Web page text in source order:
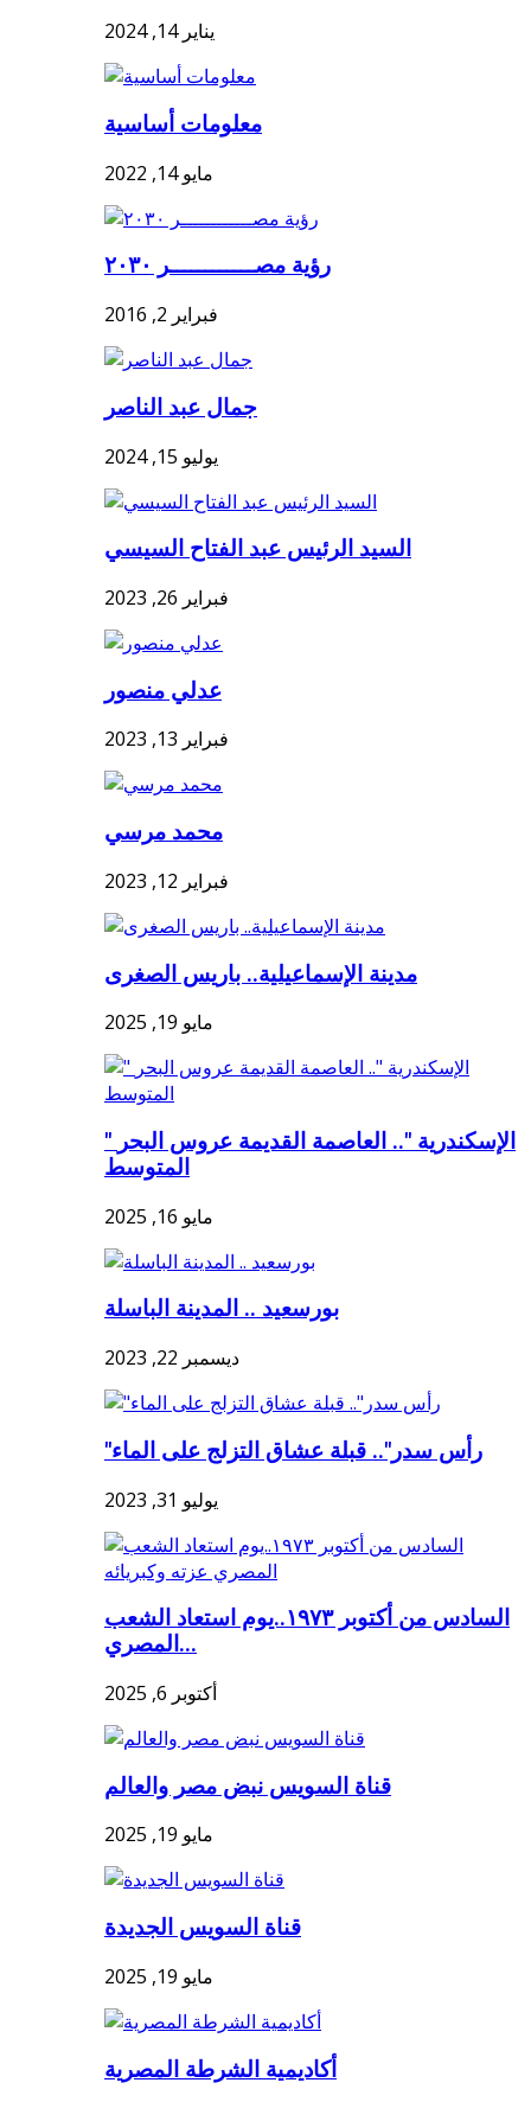
يناير 14, 2024
معلومات أساسية
مايو 14, 2022
رؤية مصــــــــــــر ٢٠٣٠
فبراير 2, 2016
جمال عبد الناصر
يوليو 15, 2024
السيد الرئيس عبد الفتاح السيسي
فبراير 26, 2023
عدلي منصور
فبراير 13, 2023
محمد مرسي
فبراير 12, 2023
مدينة الإسماعيلية.. باريس الصغرى
مايو 19, 2025
" الإسكندرية ".. العاصمة القديمة عروس البحر
المتوسط
مايو 16, 2025
بورسعيد .. المدينة الباسلة
ديسمبر 22, 2023
"رأس سدر".. قبلة عشاق التزلج على الماء
يوليو 31, 2023
السادس من أكتوبر ١٩٧٣..يوم استعاد الشعب
المصري...
أكتوبر 6, 2025
قناة السويس نبض مصر والعالم
مايو 19, 2025
قناة السويس الجديدة
مايو 19, 2025
أكاديمية الشرطة المصرية